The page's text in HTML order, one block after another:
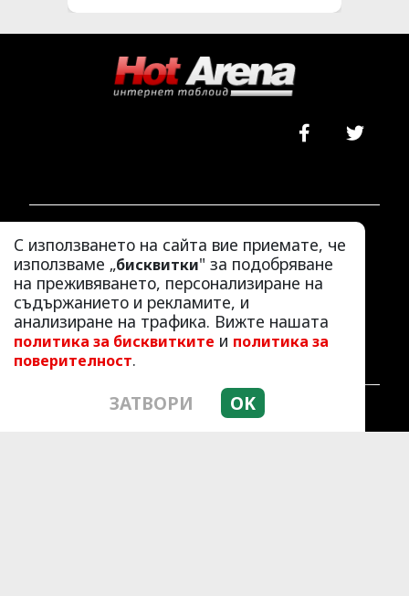
С използването на сайта вие приемате, че
използваме „бисквитки" за подобряване
на преживяването, персонализиране на
съдържанието и рекламите, и
анализиране на трафика. Вижте нашата
политика за бисквитките и политика за
поверителност.
ЗАТВОРИ OK
ЛАЙФСТАЙЛ
ЛЮБОПИТНО
СКАНДАЛИ
АЗ, ЖЕНАТА
ПОД ПРИЦЕЛ
© 2010 - 2026 | HotArena.net. Всички права